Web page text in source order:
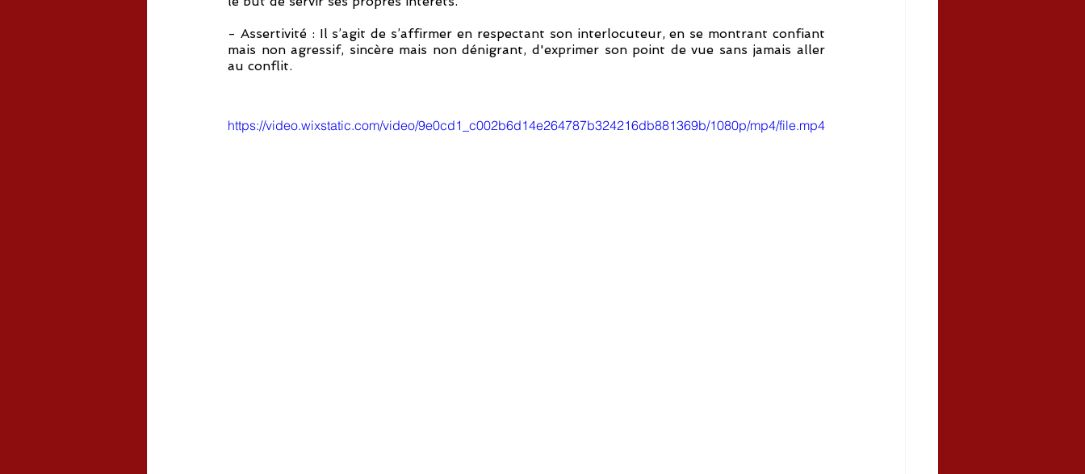
- Assertivité : Il s’agit de s’affirmer en respectant son interlocuteur, en se montrant confiant
mais non agressif, sincère mais non dénigrant, d'exprimer son point de vue sans jamais aller
au conflit.
https://video.wixstatic.com/video/9e0cd1_c002b6d14e264787b324216db881369b/1080p/mp4/file.mp4